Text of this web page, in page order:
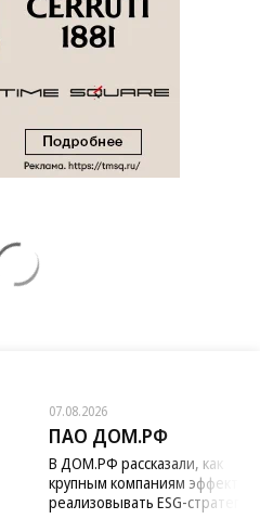
07.08.2026
ПАО ДОМ.РФ
В ДОМ.РФ рассказали, как
крупным компаниям
реализовывать ESG-стратегию